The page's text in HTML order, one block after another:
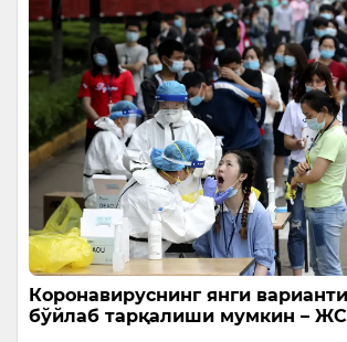
Коронавируснинг янги
бўйлаб тарқалиши мумкин –